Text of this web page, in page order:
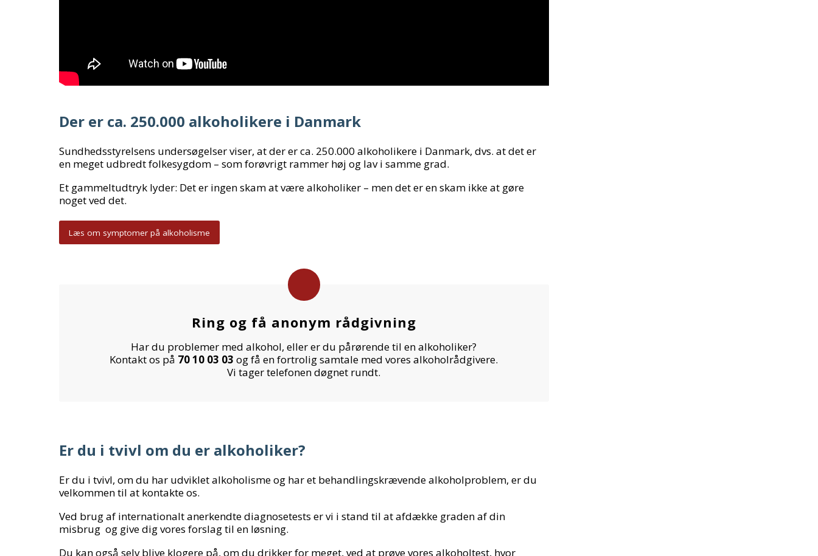
Der er ca. 250.000 alkoholikere i Danmark
Sundhedsstyrelsens undersøgelser viser, at der er ca. 250.000 alkoholikere i Danmark, dvs. at det er
en meget udbredt folkesygdom – som forøvrigt rammer høj og lav i samme grad.
Et gammeltudtryk lyder: Det er ingen skam at være alkoholiker – men det er en skam ikke at gøre
noget ved det.
Læs om symptomer på alkoholisme
Ring og få anonym rådgivning
Har du problemer med alkohol, eller er du pårørende til en alkoholiker?
Kontakt os på 70 10 03 03 og få en fortrolig samtale med vores alkoholrådgivere.
Vi tager telefonen døgnet rundt.
Er du i tvivl om du er alkoholiker?
Er du i tvivl, om du har udviklet alkoholisme og har et behandlingskrævende alkoholproblem, er du
velkommen til at kontakte os.
Ved brug af internationalt anerkendte diagnosetests er vi i stand til at afdække graden af din
misbrug og give dig vores forslag til en løsning.
Du kan også selv blive klogere på, om du drikker for meget, ved at prøve vores alkoholtest, hvor